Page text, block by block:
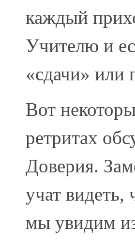
каждый
Учителю и
«сдачи» или
Вот
ретритах
Доверия.
учат видеть,
мы увидим